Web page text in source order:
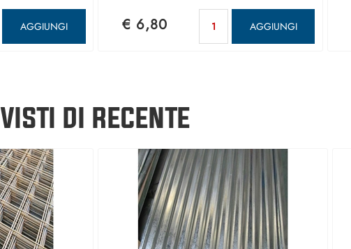
AGGIUNGI € 6,80 AGGIUNGI
VISTI DI RECENTE